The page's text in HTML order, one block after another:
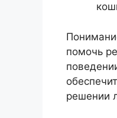
помочь
решении